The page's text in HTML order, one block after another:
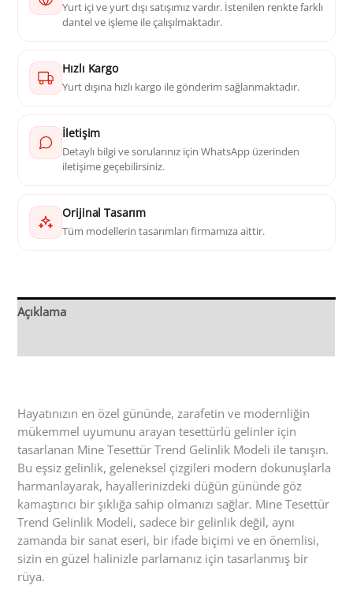
Yurt içi ve yurt dışı satışımız vardır. İstenilen renkte farklı
dantel ve işleme ile çalışılmaktadır.
Hızlı Kargo
Yurt dışına hızlı kargo ile gönderim sağlanmaktadır.
İletişim
Detaylı bilgi ve sorularınız için WhatsApp üzerinden
iletişime geçebilirsiniz.
Orijinal Tasarım
Tüm modellerin tasarımları firmamıza aittir.
Açıklama
Hayatınızın en özel gününde, zarafetin ve modernliğin
mükemmel uyumunu arayan tesettürlü gelinler için
tasarlanan Mine Tesettür Trend Gelinlik Modeli ile tanışın.
Bu eşsiz gelinlik, geleneksel çizgileri modern dokunuşlarla
harmanlayarak, hayallerinizdeki düğün gününde göz
kamaştırıcı bir şıklığa sahip olmanızı sağlar. Mine Tesettür
Trend Gelinlik Modeli, sadece bir gelinlik değil, aynı
zamanda bir sanat eseri, bir ifade biçimi ve en önemlisi,
sizin en güzel halinizle parlamanız için tasarlanmış bir
rüya.